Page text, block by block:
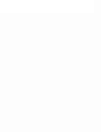
аксесуар, який
цінність і